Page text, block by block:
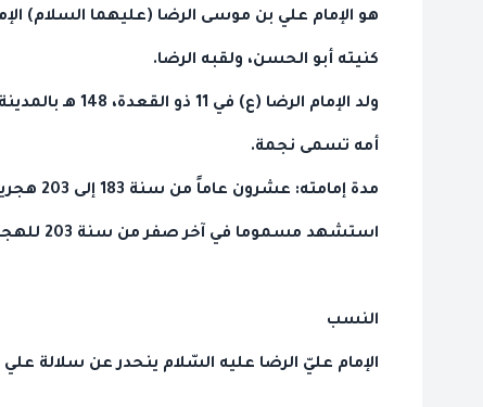
هو الإمام علي بن موسى الرضا (عليهما السلام)
كنيته أبو الحسن، ولقبه الرضا.
ولد الإمام الرضا (ع) في 11 ذو القعدة، 148 هـ بالمدينة المنورة.
أمه تسمى نجمة.
مدة إمامته: عشرون عاماً من سنة 183 إلى 203 هجرية.
استشهد مسموما في آخر صفر من سنة 203 للهجرة علي يد المأمون العباسي
النسب
الإمام عليّ الرضا عليه السّلام ينحدر عن سلالة